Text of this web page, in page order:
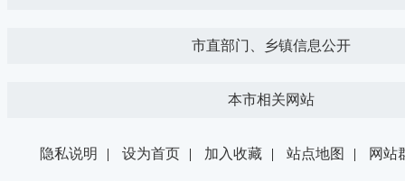
市直部门、乡镇信息公开
本市相关网站
隐私说明 | 设为首页 | 加入收藏 | 站点地图 | 网站